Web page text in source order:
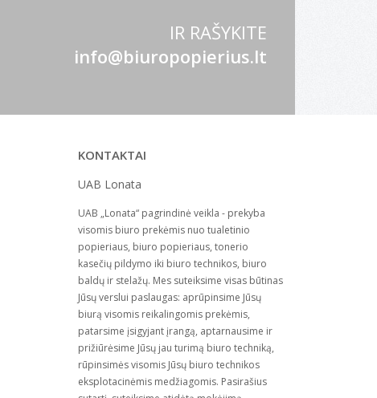
IR RAŠYKITE
info@biuropopierius.lt
KONTAKTAI
UAB Lonata
UAB „Lonata“ pagrindinė veikla - prekyba
visomis biuro prekėmis nuo tualetinio
popieriaus, biuro popieriaus, tonerio
kasečių pildymo iki biuro technikos, biuro
baldų ir stelažų. Mes suteiksime visas būtinas
Jūsų verslui paslaugas: aprūpinsime Jūsų
biurą visomis reikalingomis prekėmis,
patarsime įsigyjant įrangą, aptarnausime ir
prižiūrėsime Jūsų jau turimą biuro techniką,
rūpinsimės visomis Jūsų biuro technikos
eksplotacinėmis medžiagomis. Pasirašius